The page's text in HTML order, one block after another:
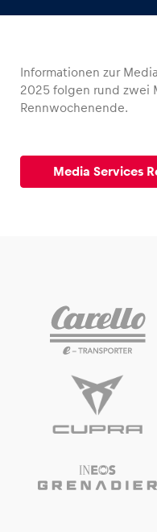
Seiten
Fahrzeug
Business
Informationen zur
2025 folgen rund zwei
Rennwochenende.
Media Services